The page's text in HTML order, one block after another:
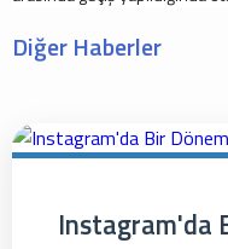
Diğer Haberler
Instagram'da